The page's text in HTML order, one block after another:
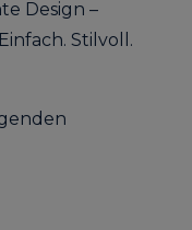
Design –
Stilvoll.